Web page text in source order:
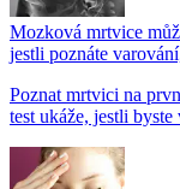
Mozková mrtvice
jestli poznáte
Poznat mrtvici na
test ukáže, jestli